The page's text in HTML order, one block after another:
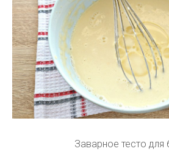
Заварное тесто для